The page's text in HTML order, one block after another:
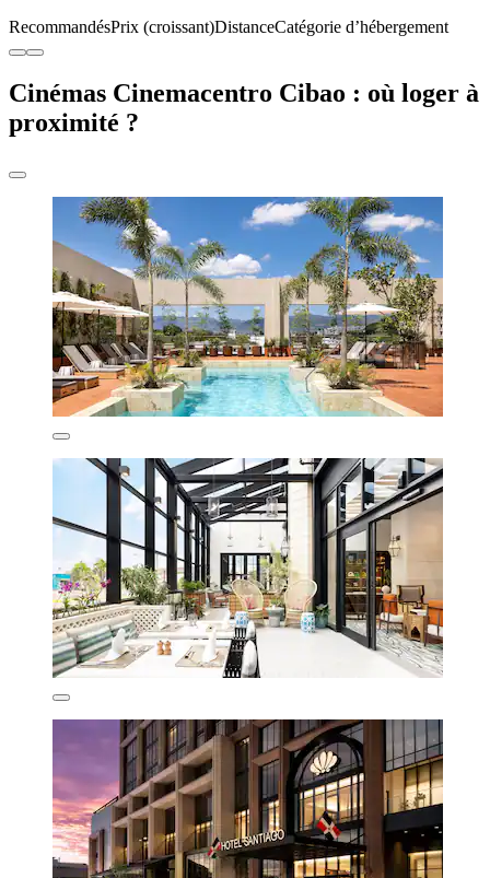
RecommandésPrix (croissant)DistanceCatégorie d’hébergement
Cinémas Cinemacentro Cibao : où loger à
proximité ?